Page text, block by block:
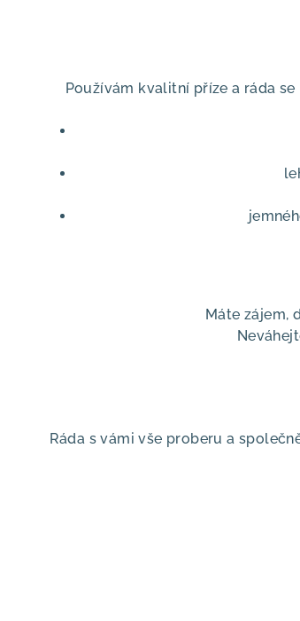
Používám kvalitní příze a ráda
Máte zájem,
Ráda s vámi vše proberu a